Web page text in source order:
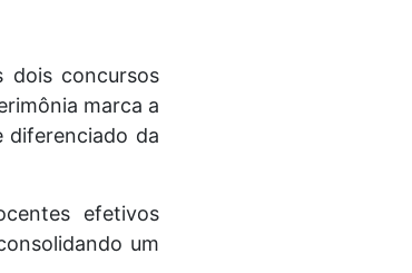
dois concursos
marca a
diferenciado da
efetivos
um